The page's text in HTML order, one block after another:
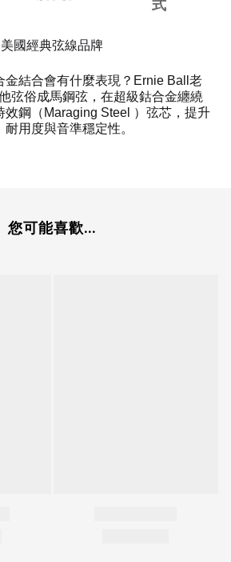
式
國經典弦線品牌
金結合會有什麼表現？Ernie Ball老
弦俗成馬鋼弦，在超級鈷合金纏繞
效鋼（Maraging Steel ）弦芯，提升
用度與音準穩定性。
您可能喜歡...